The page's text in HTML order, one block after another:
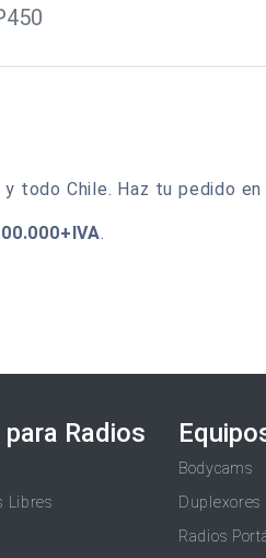
todo Chile. Haz tu pedido
.
Radios
Libres
Bodycams
Duplexores
Radios